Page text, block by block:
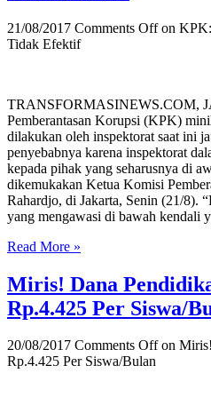
21/08/2017 Comments Offon KPK:
Tidak Efektif
TRANSFORMASINEWS.COM,
Pemberantasan Korupsi (KPK)
dilakukan oleh inspektorat saat ini
penyebabnya karena inspektorat
kepada pihak yang seharusnya di
dikemukakan Ketua Komisi
Rahardjo, di Jakarta, Senin (21/8).
yang mengawasi di bawah kendali
Read More »
Miris! Dana
Rp.4.425 Per Siswa/
20/08/2017 Comments Offon Miris!
Rp.4.425 Per Siswa/Bulan